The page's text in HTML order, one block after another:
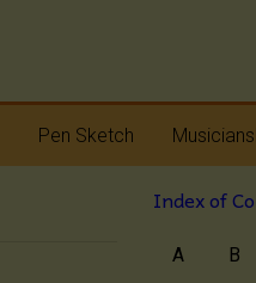
Pen Sketch
Melody
Rhythm
Index of
A B